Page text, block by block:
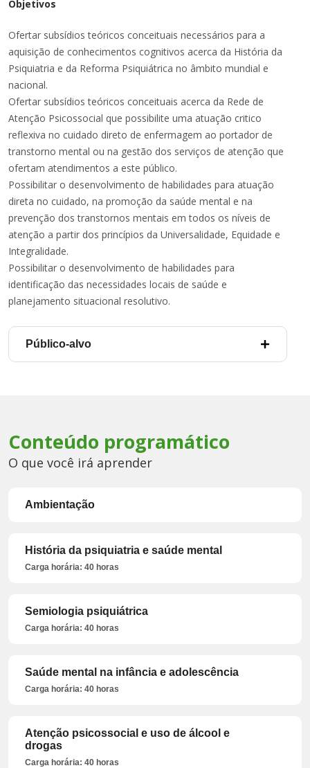
Objetivos
Ofertar subsídios teóricos conceituais necessários para a
aquisição de conhecimentos cognitivos acerca da História da
Psiquiatria e da Reforma Psiquiátrica no âmbito mundial e
nacional.
Ofertar subsídios teóricos conceituais acerca da Rede de
Atenção Psicossocial que possibilite uma atuação critico
reflexiva no cuidado direto de enfermagem ao portador de
transtorno mental ou na gestão dos serviços de atenção que
ofertam atendimentos a este público.
Possibilitar o desenvolvimento de habilidades para atuação
direta no cuidado, na promoção da saúde mental e na
prevenção dos transtornos mentais em todos os níveis de
atenção a partir dos princípios da Universalidade, Equidade e
Integralidade.
Possibilitar o desenvolvimento de habilidades para
identificação das necessidades locais de saúde e
planejamento situacional resolutivo.
Público-alvo
Conteúdo programático
O que você irá aprender
Ambientação
História da psiquiatria e saúde mental
Carga horária: 40 horas
Semiologia psiquiátrica
Carga horária: 40 horas
Saúde mental na infância e adolescência
Carga horária: 40 horas
Atenção psicossocial e uso de álcool e
drogas
Carga horária: 40 horas